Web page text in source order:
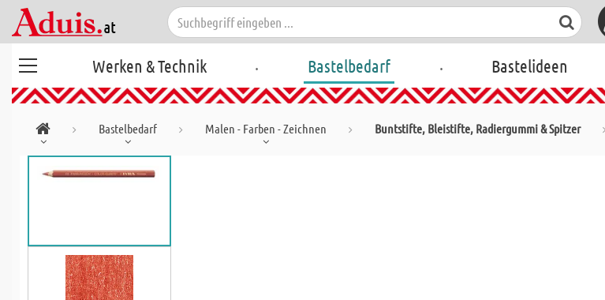
Werken & Technik . Bastelbedarf . Bastelideen
Bastelbedarf Malen - Farben - Zeichnen Buntstifte, Bleistifte, Radiergummi & Spitzer